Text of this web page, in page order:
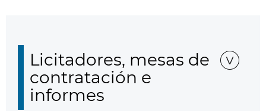
Licitadores, mesas de
contratación e
informes